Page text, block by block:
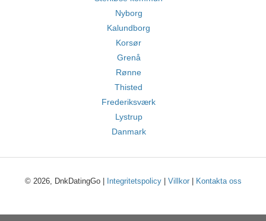
Nyborg
Kalundborg
Korsør
Grenå
Rønne
Thisted
Frederiksværk
Lystrup
Danmark
© 2026, DnkDatingGo | Integritetspolicy| Villkor| Kontakta oss